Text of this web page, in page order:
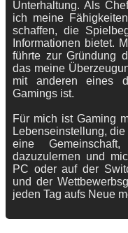
Unterhaltung. Als
ich meine
schaffen, die
Informationen bietet.
führte zur Gründung
das meine
mit anderen eines
Gamings ist.
Für mich ist Gaming
Lebenseinstellung,
eine
dazuzulernen und
PC oder auf der
und der
jeden Tag aufs Neue